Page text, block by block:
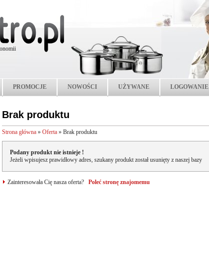
PROMOCJE NOWOŚCI UŻYWANE LOGOWANIE
Brak produktu
Strona główna » Oferta » Brak produktu
Podany produkt nie istnieje !
Jeżeli wpisujesz prawidłowy adres, szukany produkt został usunięty z naszej bazy
Zainteresowała Cię nasza oferta? Poleć stronę znajomemu